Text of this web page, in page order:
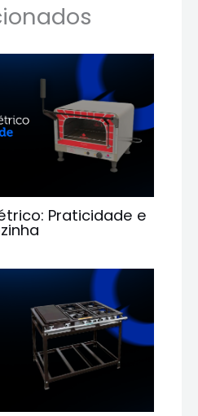
Praticidade e